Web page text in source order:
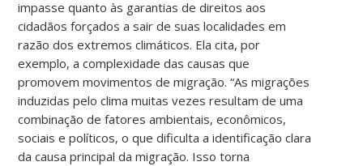
impasse quanto às garantias de direitos aos
cidadãos forçados a sair de suas localidades em
razão dos extremos climáticos. Ela cita, por
exemplo, a complexidade das causas que
promovem movimentos de migração. “As migrações
induzidas pelo clima muitas vezes resultam de uma
combinação de fatores ambientais, econômicos,
sociais e políticos, o que dificulta a identificação clara
da causa principal da migração. Isso torna